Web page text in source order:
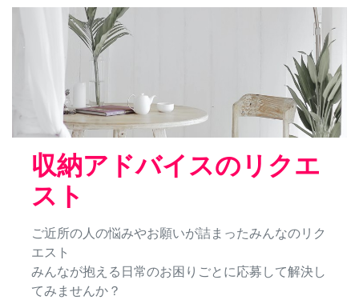
収納アドバイスのリクエ
スト
ご近所の人の悩みやお願いが詰まったみんなのリク
エスト
みんなが抱える日常のお困りごとに応募して解決し
てみませんか？